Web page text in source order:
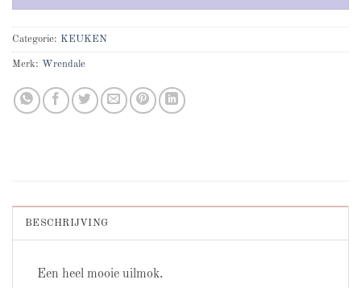
Categorie: KEUKEN
Merk: Wrendale
BESCHRIJVING
Een heel mooie uilmok.